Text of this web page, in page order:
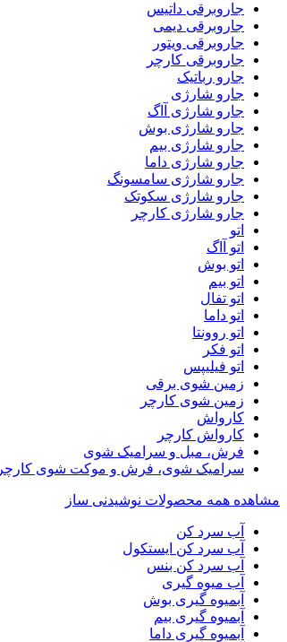
جاروبرقی داتیس
جاروبرقی دیمی
جاروبرقی ویتور
جاروبرقی کارچر
جارو رباتیک
جارو شارژی
جارو شارژی آاگ
جارو شارژی بوش
جارو شارژی بیم
جارو شارژی داما
جارو شارژی سامسونگ
جارو شارژی سکوتک
جارو شارژی کارچر
اتو
اتو آاگ
اتو بوش
اتو بیم
اتو تفال
اتو داما
اتو روونتا
اتو فکر
اتو فیلیپس
زمین شوی برقی
زمین شوی کارچر
کارواش
کارواش کارچر
فرش، مبل و سرامیک شوی
سرامیک شوی، فرش و موکت شوی کارچر
مشاهده همه محصولات نوشیدنی ساز
آب سرد کن
آب سرد کن ایستکول
آب سرد کن بنس
آب میوه گیری
آبمیوه گیری بوش
آبمیوه گیری بیم
آبمیوه گیری داما